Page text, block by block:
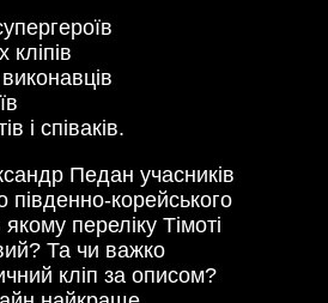
кліпів
і співаків.
Педан учасників
південно-корейського
переліку Тімоті
Та чи важко
кліп за описом?